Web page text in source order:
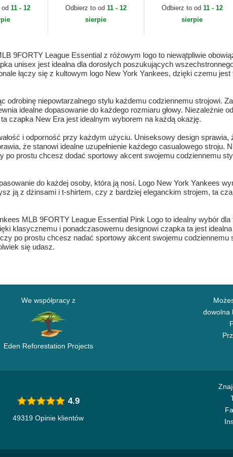
Sport
11 - 12
York Yankees MLB
Odbierz to od 11 - 12
sierpie
Essential New York
Yankees MLB New Era
Odbierz to od 11 - 12
sierpie
9FORTY League Essential z różowym logo to niewątpliwie
unisex jest idealna dla dorosłych poszukujących
łączy się z kultowym logo New York Yankees, dzięki czemu
odrobinę niepowtarzalnego stylu każdemu codziennemu strojowi.
idealne dopasowanie do każdego rozmiaru głowy. Niezależnie
czapka New Era jest idealnym wyborem na każdą okazję.
i odporność przy każdym użyciu. Uniseksowy design sprawia,
że stanowi idealne uzupełnienie każdego casualowego stroju.
prostu chcesz dodać sportowy akcent swojemu codziennemu
do każdej osoby, która ją nosi. Logo New York Yankees
ją z dżinsami i t-shirtem, czy z bardziej eleganckim strojem, ta
MLB 9FORTY League Essential Pink Logo to idealny wybór
klasycznemu i ponadczasowemu designowi czapka ta jest
po prostu chcesz nadać sportowy akcent swojemu codziennemu
się udasz.
We współpracy z
Eden Reforestation Projects
dowolna
4.9
49319 Opinie klientów